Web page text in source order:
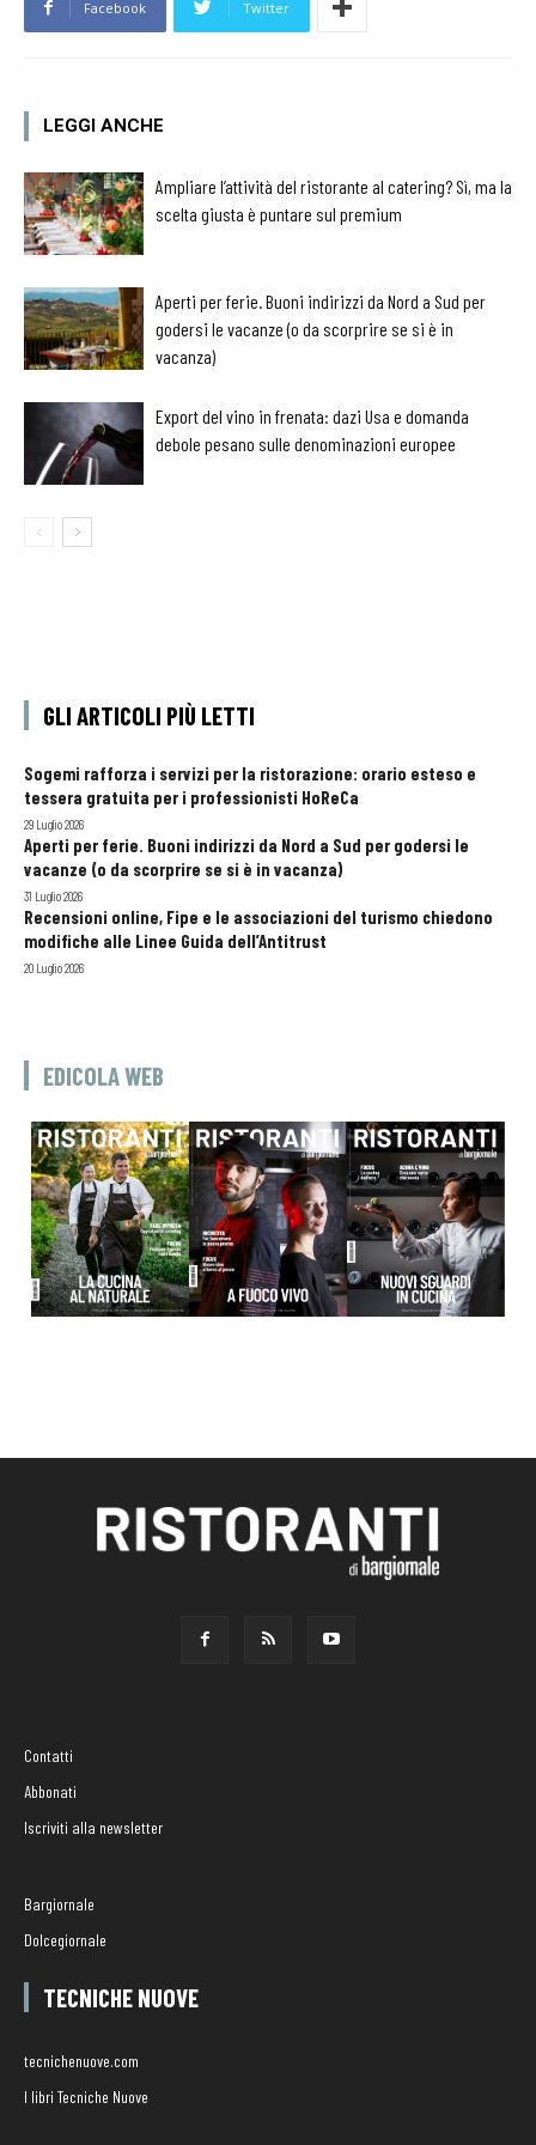
Facebook Twitter
LEGGI ANCHE
Ampliare l’attività del ristorante al catering? Sì, ma la
scelta giusta è puntare sul premium
Aperti per ferie. Buoni indirizzi da Nord a Sud per
godersi le vacanze (o da scorprire se si è in
vacanza)
Export del vino in frenata: dazi Usa e domanda
debole pesano sulle denominazioni europee
GLI ARTICOLI PIÙ LETTI
Sogemi rafforza i servizi per la ristorazione: orario esteso e
tessera gratuita per i professionisti HoReCa
29 Luglio 2026
Aperti per ferie. Buoni indirizzi da Nord a Sud per godersi le
vacanze (o da scorprire se si è in vacanza)
31 Luglio 2026
Recensioni online, Fipe e le associazioni del turismo chiedono
modifiche alle Linee Guida dell’Antitrust
20 Luglio 2026
EDICOLA WEB
Contatti
Abbonati
Iscriviti alla newsletter
Bargiornale
Dolcegiornale
TECNICHE NUOVE
tecnichenuove.com
I libri Tecniche Nuove